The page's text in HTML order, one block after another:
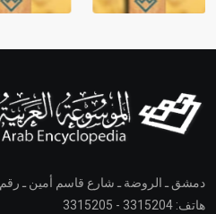
دمشق ـ الروضة ـ شارع قاسم أمين ـ رقم 39
هاتف: 3315204 - 3315205